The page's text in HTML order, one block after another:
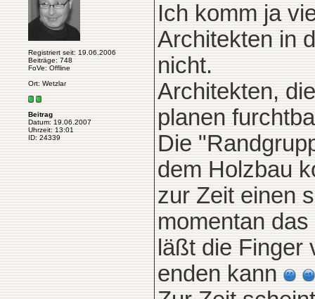
Registriert seit: 19.06.2006
Beiträge: 748
FoVe: Offline
Ort: Wetzlar
Beitrag
Datum: 19.06.2007
Uhrzeit: 13:01
ID: 24339
Ich komm ja
Architekten in
nicht.
Architekten,
planen
Die
dem Holzbau
zur Zeit einen
momentan
läßt die
enden kann